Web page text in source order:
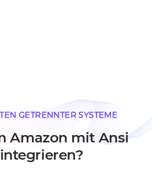
GETRENNTER SYSTEME
Amazon mit Ansi
integrieren?